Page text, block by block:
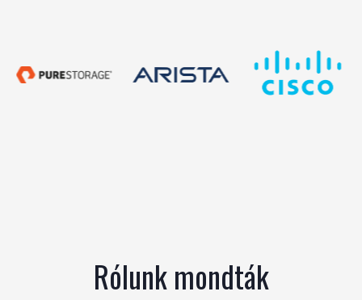
Rólunk mondták